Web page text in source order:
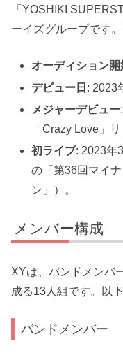
「YOSHIKI
ーイズグループです
オーディション開
デビュー日 : 2023
メジャーデビュー
「Crazy Love」リ
初ライブ: 2023年
の「第36回マイ
ン」）。
メンバー構成
XYは、バンドメンバ
成る13人組です。以
バンドメンバー